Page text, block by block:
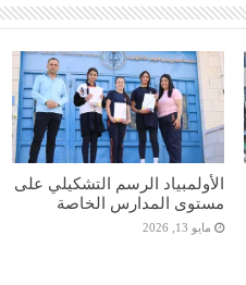
الأولمبياد الرسم التشكيلي على
مستوى المدارس الخاصة
مايو 13, 2026